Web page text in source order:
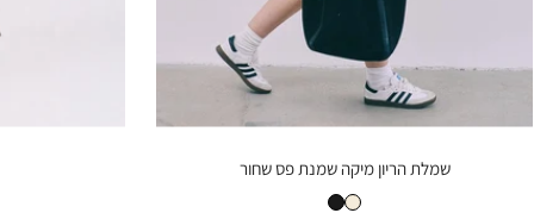
שמלת הריון מיקה שמנת פס שחור
שמלת הריון מיקה שמנת פס שחורשמלת הריון מיקה שחורה